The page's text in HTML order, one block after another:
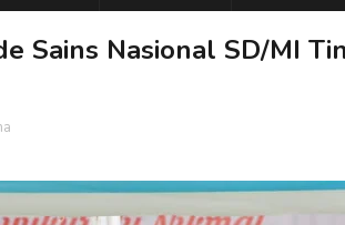
Sains Nasional SD/MI